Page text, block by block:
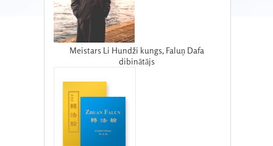
Meistars Li Hundži kungs, Faluņ Dafa
dibinātājs